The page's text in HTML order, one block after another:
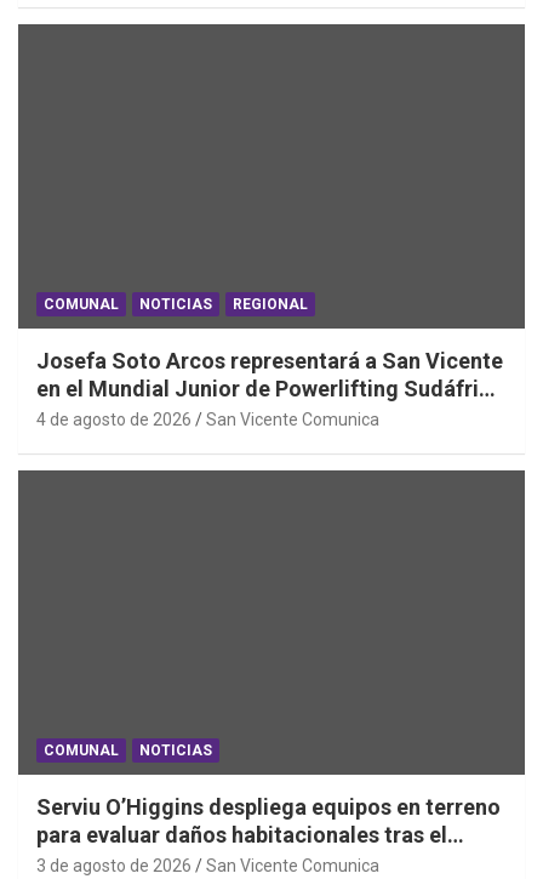
COMUNAL NOTICIAS REGIONAL
Josefa Soto Arcos representará a San Vicente
en el Mundial Junior de Powerlifting Sudáfrica
2026
4 de agosto de 2026 San Vicente Comunica
COMUNAL NOTICIAS
Serviu O’Higgins despliega equipos en terreno
para evaluar daños habitacionales tras el
Sistema Frontal
3 de agosto de 2026 San Vicente Comunica